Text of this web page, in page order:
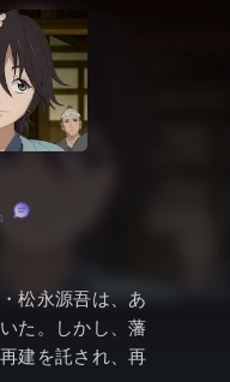
海外映画
番組・ドラマ
国内映画
アニメ
ュメンタリー
キング
インナップ
カスタム検索
合News
松永源吾は、あ
た。しかし、藩
建を託され、再